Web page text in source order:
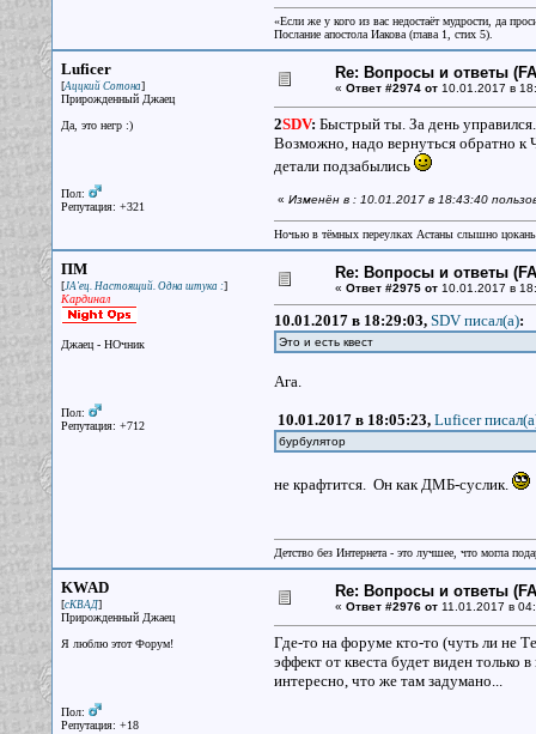
«Если же у кого из вас недостаёт мудрости, да
Послание апостола Иакова (глава 1, стих 5).
Luficer
[Аццкий Сотона]
Прирожденный Джаец
Да, это негр :)
Пол:
Репутация: +321
Re: Вопросы и ответы
« Ответ #2974 от10.01.2017 в
2SDV: Быстрый ты. За день
Возможно, надо вернуться обратно к
детали подзабылись
« Изменён в : 10.01.2017 в 18:43:40
Ночью в тёмных переулках Астаны слышно
ПМ
[JA'ец. Настоящий. Одна штука :]
Кардинал
Джаец - НОчник
Пол:
Репутация: +712
Re: Вопросы и ответы
« Ответ #2975 от10.01.2017 в
10.01.2017 в 18:29:03, SDV писал(a):
Это и есть квест
Ага.
10.01.2017 в 18:05:23, Luficer
бурбулятор
не крафтится. Он как ДМБ-суслик.
Детство без Интернета - это лучшее, что могла
KWAD
[сКВАД]
Прирожденный Джаец
Я люблю этот Форум!
Пол:
Репутация: +18
Re: Вопросы и ответы
« Ответ #2976 от11.01.2017 в
Где-то на форуме кто-то (чуть ли не
эффект от квеста будет виден только
интересно, что же там задумано...